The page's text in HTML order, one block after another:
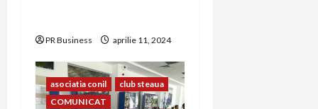
PR Business aprilie 11, 2024
asociatia conil
club steaua
COMUNICAT